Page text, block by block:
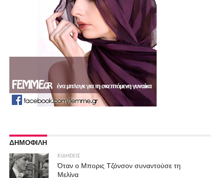
ΔΗΜΟΦΙΛΗ
ΕΙΔΗΣΕΙΣ
Όταν ο Μπορις Τζόνσον συναντούσε τη
Μελίνα